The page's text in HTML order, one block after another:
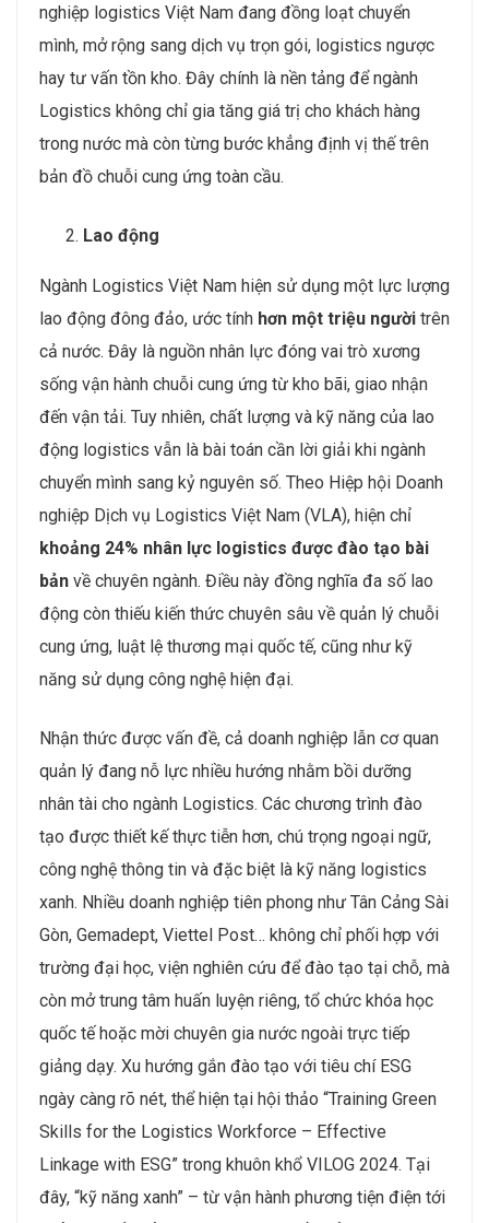
nghiệp logistics Việt Nam đang đồng loạt chuyển
mình, mở rộng sang dịch vụ trọn gói, logistics ngược
hay tư vấn tồn kho. Đây chính là nền tảng để ngành
Logistics không chỉ gia tăng giá trị cho khách hàng
trong nước mà còn từng bước khẳng định vị thế trên
bản đồ chuỗi cung ứng toàn cầu.
Lao động
Ngành Logistics Việt Nam hiện sử dụng một lực lượng
lao động đông đảo, ước tính hơn một triệu người trên
cả nước. Đây là nguồn nhân lực đóng vai trò xương
sống vận hành chuỗi cung ứng từ kho bãi, giao nhận
đến vận tải. Tuy nhiên, chất lượng và kỹ năng của lao
động logistics vẫn là bài toán cần lời giải khi ngành
chuyển mình sang kỷ nguyên số. Theo Hiệp hội Doanh
nghiệp Dịch vụ Logistics Việt Nam (VLA), hiện chỉ
khoảng 24% nhân lực logistics được đào tạo bài
bản về chuyên ngành. Điều này đồng nghĩa đa số lao
động còn thiếu kiến thức chuyên sâu về quản lý chuỗi
cung ứng, luật lệ thương mại quốc tế, cũng như kỹ
năng sử dụng công nghệ hiện đại.
Nhận thức được vấn đề, cả doanh nghiệp lẫn cơ quan
quản lý đang nỗ lực nhiều hướng nhằm bồi dưỡng
nhân tài cho ngành Logistics. Các chương trình đào
tạo được thiết kế thực tiễn hơn, chú trọng ngoại ngữ,
công nghệ thông tin và đặc biệt là kỹ năng logistics
xanh. Nhiều doanh nghiệp tiên phong như Tân Cảng Sài
Gòn, Gemadept, Viettel Post… không chỉ phối hợp với
trường đại học, viện nghiên cứu để đào tạo tại chỗ, mà
còn mở trung tâm huấn luyện riêng, tổ chức khóa học
quốc tế hoặc mời chuyên gia nước ngoài trực tiếp
giảng dạy. Xu hướng gắn đào tạo với tiêu chí ESG
ngày càng rõ nét, thể hiện tại hội thảo “Training Green
Skills for the Logistics Workforce – Effective
Linkage with ESG” trong khuôn khổ VILOG 2024. Tại
đây, “kỹ năng xanh” – từ vận hành phương tiện điện tới